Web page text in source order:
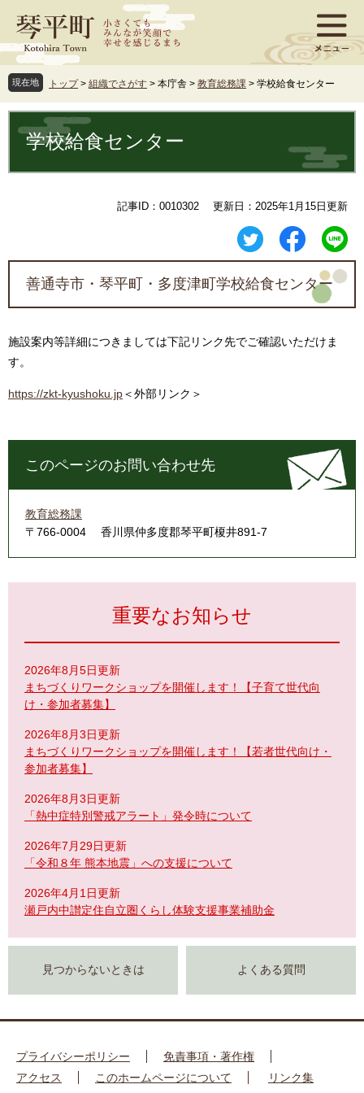
ジ
先
頭
で
ュ
を
飛
ば
現在地 トップ > 組織でさがす > 本庁舎 > 教育総務課 > 学校給食センター
文 学校給食センター
記事ID：0010302 更新日：2025年1月15日更新
善通寺市・琴平町・多度津町学校給食センター
施設案内等詳細につきましては下記リンク先でご確認いただけま
す。
https://zkt-kyushoku.jp＜外部リンク＞
このページのお問い合わせ先
教育総務課
〒766-0004
香川県仲多度郡琴平町榎井891-7
重要なお知らせ
2026年8月5日更新
まちづくりワークショップを開催します！【子育て世代向
け・参加者募集】
2026年8月3日更新
まちづくりワークショップを開催します！【若者世代向け・
参加者募集】
2026年8月3日更新
「熱中症特別警戒アラート」発令時について
2026年7月29日更新
「令和８年 熊本地震」への支援について
2026年4月1日更新
瀬戸内中讃定住自立圏くらし体験支援事業補助金
見つからないときは よくある質問
プライバシーポリシー
免責事項・著作権
アクセス
このホームページについて リンク集